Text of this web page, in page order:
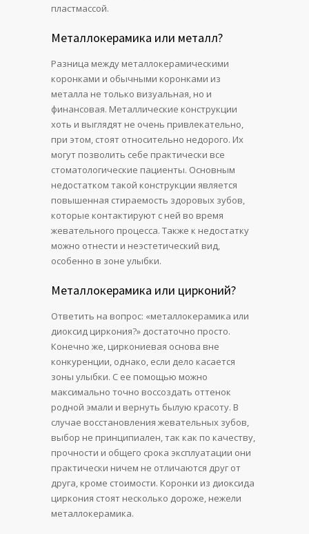
пластмассой.
Металлокерамика или металл?
Разница между металлокерамическими
коронками и обычными коронками из
металла не только визуальная, но и
финансовая. Металлические конструкции
хоть и выглядят не очень привлекательно,
при этом, стоят относительно недорого. Их
могут позволить себе практически все
стоматологические пациенты. Основным
недостатком такой конструкции является
повышенная стираемость здоровых зубов,
которые контактируют с ней во время
жевательного процесса. Также к недостатку
можно отнести и неэстетический вид,
особенно в зоне улыбки.
Металлокерамика или цирконий?
Ответить на вопрос: «металлокерамика или
диоксид циркония?» достаточно просто.
Конечно же, циркониевая основа вне
конкуренции, однако, если дело касается
зоны улыбки. С ее помощью можно
максимально точно воссоздать оттенок
родной эмали и вернуть былую красоту. В
случае восстановления жевательных зубов,
выбор не принципиален, так как по качеству,
прочности и общего срока эксплуатации они
практически ничем не отличаются друг от
друга, кроме стоимости. Коронки из диоксида
циркония стоят несколько дороже, нежели
металлокерамика.